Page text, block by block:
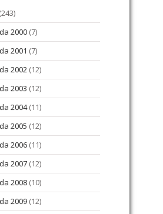
(243)
2000 (7)
2001 (7)
2002 (12)
2003 (12)
2004(11)
2005 (12)
2006 (11)
2007 (12)
2008 (10)
2009 (12)